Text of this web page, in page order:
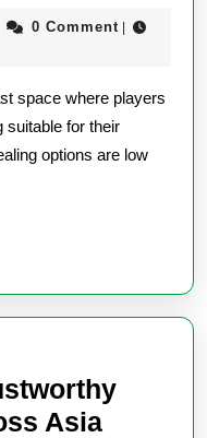
High
0 Comment |
space where players
suitable for their
options are low
AsiaTa88